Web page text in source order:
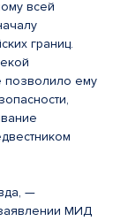
всей
границ.
позволило ему
—
МИД